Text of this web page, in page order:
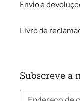
Envio e
Livro de
Subscreve a